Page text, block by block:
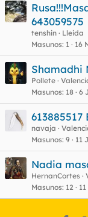
643059575
tenshin
Lleida
Masunos 1 16
Shamadhi
Pollete
Masunos 18 6
navaja
Masunos 9 11
Nadia
HernanCortes
Masunos 12